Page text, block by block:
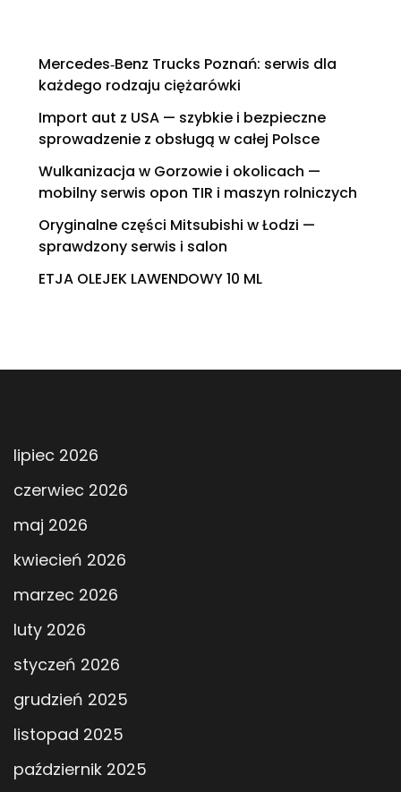
Mercedes‑Benz Trucks Poznań: serwis dla
każdego rodzaju ciężarówki
Import aut z USA — szybkie i bezpieczne
sprowadzenie z obsługą w całej Polsce
Wulkanizacja w Gorzowie i okolicach —
mobilny serwis opon TIR i maszyn rolniczych
Oryginalne części Mitsubishi w Łodzi —
sprawdzony serwis i salon
ETJA OLEJEK LAWENDOWY 10 ML
lipiec 2026
czerwiec 2026
maj 2026
kwiecień 2026
marzec 2026
luty 2026
styczeń 2026
grudzień 2025
listopad 2025
październik 2025